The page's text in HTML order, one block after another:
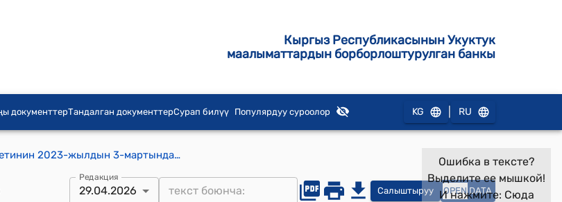
Кыргыз Республикасынын Укуктук
маалыматтардын борборлоштурулган банкы
документтерТандалган документтерСурап билүү Популярдуу суроолор KG RU
Кыргыз Республикасынын Министрлер Кабинетинин 2023-жылдын 3-мартындагы № 115 "Кыргыз Республикасынын Министрлер Кабинетинин айрым ченем жаратуу ыйгарым укуктарын мамлекеттик органдарга жана жергиликтүү өз алдынча башкаруунун аткаруу органдарына өткөрүп берүү жөнүндө" токтому
Редакция
29.04.2026 Салыштыруу OPEN DATA
Ошибка в тексте?
Выделите ее мышкой!
И нажмите: Сюда